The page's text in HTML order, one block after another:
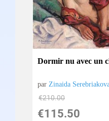
Dormir nu avec un
parZinaida
€210.00
€115.50